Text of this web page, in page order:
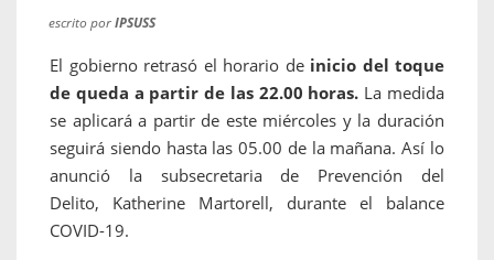
escrito porIPSUSS
El gobierno retrasó el horario de inicio del toque
de queda a partir de las 22.00 horas. La medida
se aplicará a partir de este miércoles y la duración
seguirá siendo hasta las 05.00 de la mañana. Así lo
anunció la subsecretaria de Prevención del
Delito, Katherine Martorell, durante el balance
COVID-19.